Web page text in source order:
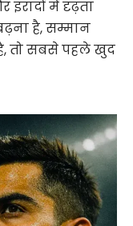
में दृढ़ता
है, सम्मान
तो सबसे पहले खुद